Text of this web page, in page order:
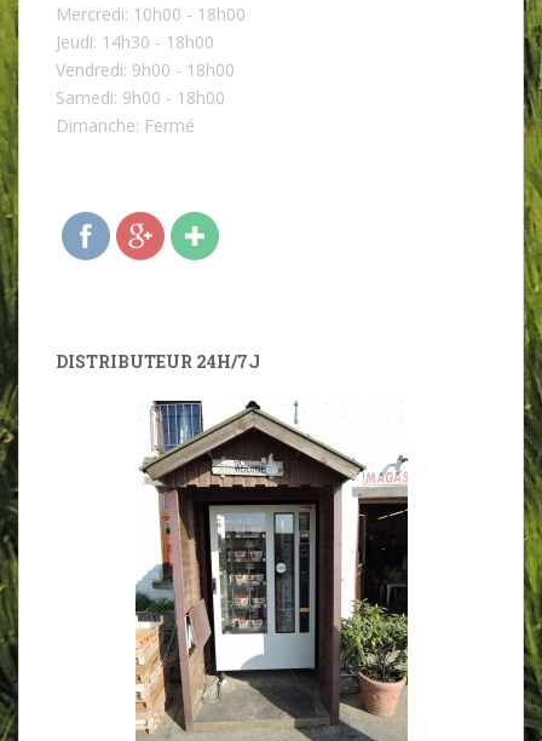
Mercredi: 10h00 - 18h00
Jeudi: 14h30 - 18h00
Vendredi: 9h00 - 18h00
Samedi: 9h00 - 18h00
Dimanche: Fermé
https://fer
medelabar
aque.be/?
DISTRIBUTEUR 24H/7J